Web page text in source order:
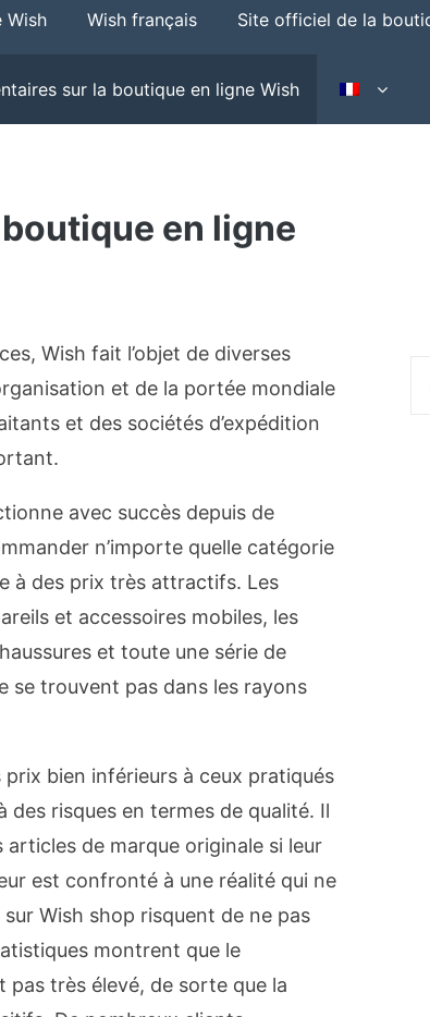
Wish Wish français Site officiel de la
sur la boutique en ligne Wish
en ligne
Wish fait l’objet de diverses
et de la portée mondiale
et des sociétés d’expédition
avec succès depuis de
n’importe quelle catégorie
à des prix très attractifs. Les
et accessoires mobiles, les
et toute une série de
se trouvent pas dans les rayons
prix bien inférieurs à ceux pratiqués
des risques en termes de qualité. Il
de marque originale si leur
est confronté à une réalité qui ne
Wish shop risquent de ne pas
montrent que le
pas très élevé, de sorte que la